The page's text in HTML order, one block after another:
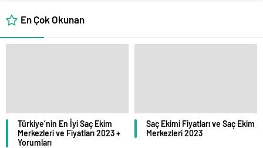
En Çok Okunan
Türkiye’nin En İyi Saç Ekim
Merkezleri ve Fiyatları 2023 +
Yorumları
Saç Ekimi Fiyatları ve Saç Ekim
Merkezleri 2023